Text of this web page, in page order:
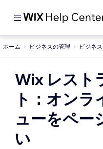
ホーム ビジネスの管理 ビジネ
Wix レスト
ト：オンラ
ューをペー
い